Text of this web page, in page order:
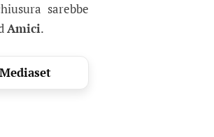
sarebbe
Amici.